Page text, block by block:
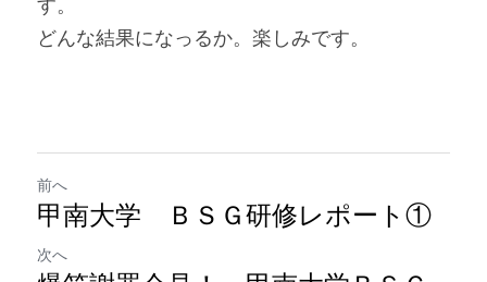
す。
どんな結果になっるか。楽しみです。
前へ
甲南大学 ＢＳＧ研修レポート①
次へ